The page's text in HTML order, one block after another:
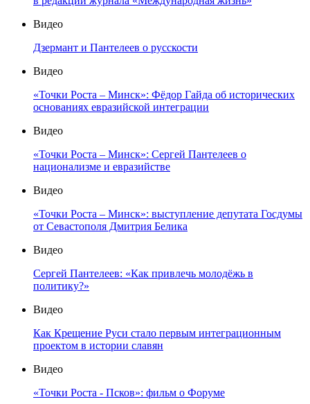
Видео
Дзермант и Пантелеев о русскости
Видео
«Точки Роста – Минск»: Фёдор Гайда об исторических
основаниях евразийской интеграции
Видео
«Точки Роста – Минск»: Сергей Пантелеев о
национализме и евразийстве
Видео
«Точки Роста – Минск»: выступление депутата Госдумы
от Севастополя Дмитрия Белика
Видео
Сергей Пантелеев: «Как привлечь молодёжь в
политику?»
Видео
Как Крещение Руси стало первым интеграционным
проектом в истории славян
Видео
«Точки Роста - Псков»: фильм о Форуме